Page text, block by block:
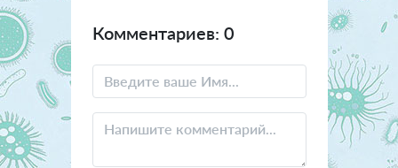
Комментариев: 0